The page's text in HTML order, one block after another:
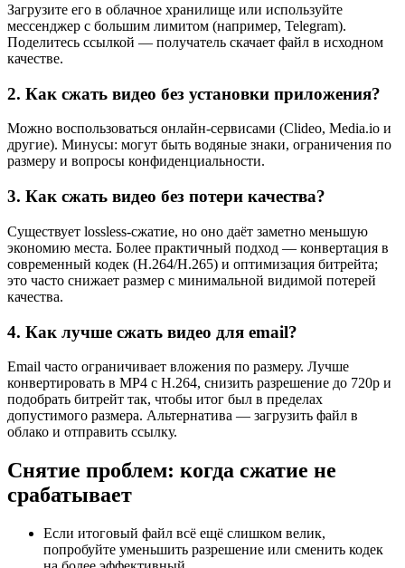
Загрузите его в облачное хранилище или используйте
мессенджер с большим лимитом (например, Telegram).
Поделитесь ссылкой — получатель скачает файл в исходном
качестве.
2. Как сжать видео без установки приложения?
Можно воспользоваться онлайн-сервисами (Clideo, Media.io и
другие). Минусы: могут быть водяные знаки, ограничения по
размеру и вопросы конфиденциальности.
3. Как сжать видео без потери качества?
Существует lossless-сжатие, но оно даёт заметно меньшую
экономию места. Более практичный подход — конвертация в
современный кодек (H.264/H.265) и оптимизация битрейта;
это часто снижает размер с минимальной видимой потерей
качества.
4. Как лучше сжать видео для email?
Email часто ограничивает вложения по размеру. Лучше
конвертировать в MP4 с H.264, снизить разрешение до 720p и
подобрать битрейт так, чтобы итог был в пределах
допустимого размера. Альтернатива — загрузить файл в
облако и отправить ссылку.
Снятие проблем: когда сжатие не
срабатывает
Если итоговый файл всё ещё слишком велик,
попробуйте уменьшить разрешение или сменить кодек